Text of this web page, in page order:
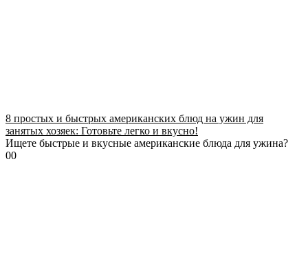
8 простых и быстрых американских блюд на ужин для
занятых хозяек: Готовьте легко и вкусно!
Ищете быстрые и вкусные американские блюда для ужина?
00